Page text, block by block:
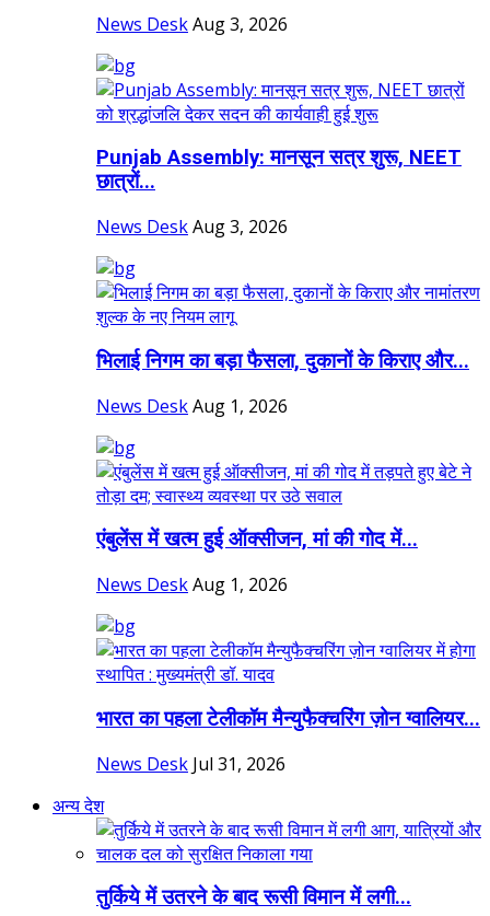
News DeskAug 3, 2026
Punjab Assembly: मानसून सत्र शुरू, NEET
छात्रों...
News DeskAug 3, 2026
भिलाई निगम का बड़ा फैसला, दुकानों के किराए और...
News DeskAug 1, 2026
एंबुलेंस में खत्म हुई ऑक्सीजन, मां की गोद में...
News DeskAug 1, 2026
भारत का पहला टेलीकॉम मैन्युफैक्चरिंग ज़ोन ग्वालियर...
News Desk Jul 31, 2026
अन्य देश
तुर्किये में उतरने के बाद रूसी विमान में लगी...